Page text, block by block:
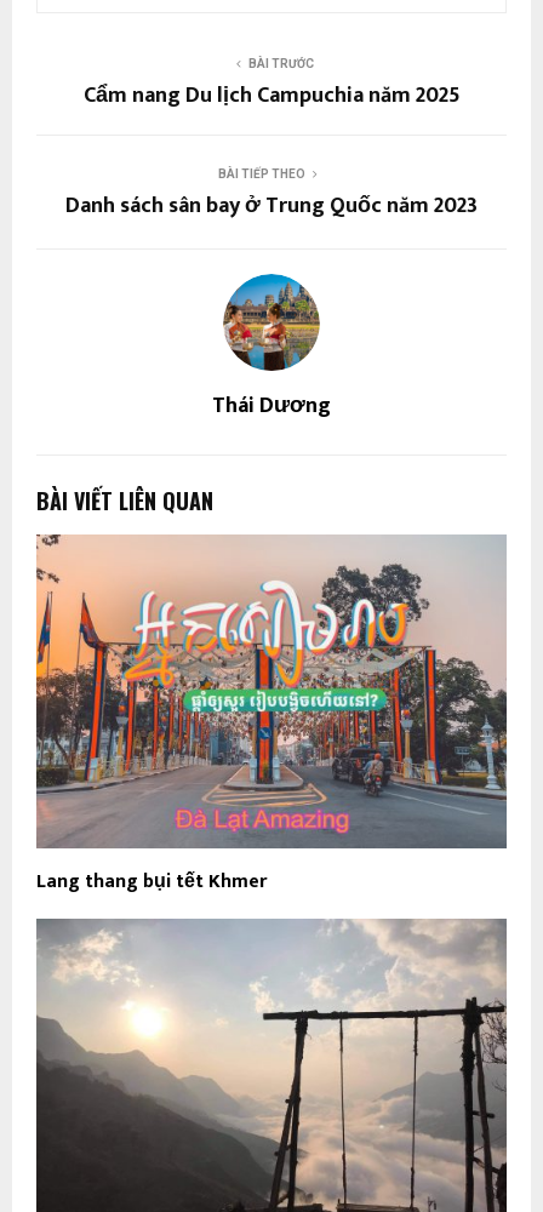
BÀI TRƯỚC
Cẩm nang Du lịch Campuchia năm 2025
BÀI TIẾP THEO
Danh sách sân bay ở Trung Quốc năm 2023
Thái Dương
BÀI VIẾT LIÊN QUAN
Lang thang bụi tết Khmer